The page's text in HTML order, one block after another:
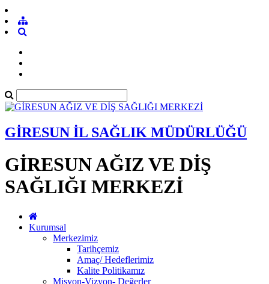
GİRESUN İL SAĞLIK MÜDÜRLÜĞÜ
GİRESUN AĞIZ VE DİŞ
SAĞLIĞI MERKEZİ
Kurumsal
Merkezimiz
Tarihçemiz
Amaç/ Hedeflerimiz
Kalite Politikamız
Misyon-Vizyon- Değerler